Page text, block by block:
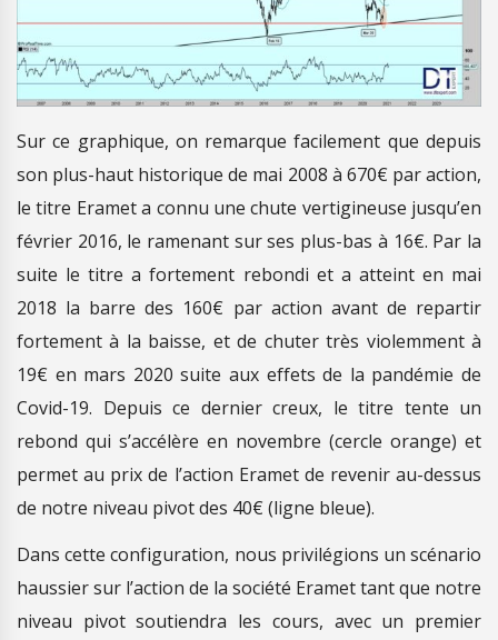
Sur ce graphique, on remarque facilement que depuis
son plus-haut historique de mai 2008 à 670€ par action,
le titre Eramet a connu une chute vertigineuse jusqu’en
février 2016, le ramenant sur ses plus-bas à 16€. Par la
suite le titre a fortement rebondi et a atteint en mai
2018 la barre des 160€ par action avant de repartir
fortement à la baisse, et de chuter très violemment à
19€ en mars 2020 suite aux effets de la pandémie de
Covid-19. Depuis ce dernier creux, le titre tente un
rebond qui s’accélère en novembre (cercle orange) et
permet au prix de l’action Eramet de revenir au-dessus
de notre niveau pivot des 40€ (ligne bleue).
Dans cette configuration, nous privilégions un scénario
haussier sur l’action de la société Eramet tant que notre
niveau pivot soutiendra les cours, avec un premier